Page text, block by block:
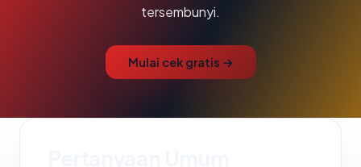
tersembunyi.
Mulai cek gratis →